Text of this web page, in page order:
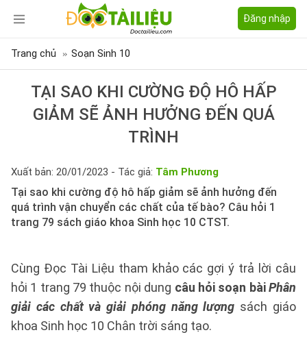
Đăng nhập
Trang chủ Soạn Sinh 10
TẠI SAO KHI CƯỜNG ĐỘ HÔ HẤP
GIẢM SẼ ẢNH HƯỞNG ĐẾN QUÁ
TRÌNH
Xuất bản: 20/01/2023 - Tác giả: Tâm Phương
Tại sao khi cường độ hô hấp giảm sẽ ảnh hưởng đến
quá trình vận chuyển các chất của tế bào? Câu hỏi 1
trang 79 sách giáo khoa Sinh học 10 CTST.
Cùng Đọc Tài Liệu tham khảo các gợi ý trả lời câu
hỏi 1 trang 79 thuộc nội dung câu hỏi soạn bàiPhân
giải các chất và giải phóng năng lượng sách giáo
khoa Sinh học 10 Chân trời sáng tạo.